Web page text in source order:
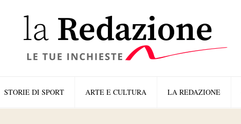
STORIE DI SPORT ARTE E CULTURA LA REDAZIONE